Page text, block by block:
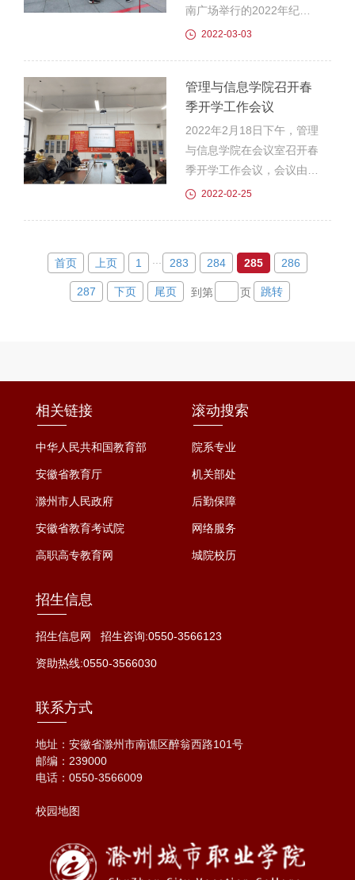
区开展“雷锋精神我接力 志
愿服务零距离”健康义诊志
带来了免费量血压、测血
糖、健康咨询、应急救护培
训、文明城市创...
南广场举行的2022年纪
念“三八”国际妇女节教职工
终战胜各路强手勇夺亚军。
在小组赛中，我院教职工队
奋勇争先，不畏强手，连续
战胜强手，以2胜1负（负
于最终的冠军）的战绩小组
出线。在半决赛中，护理学
挺进决赛。当决赛的哨声响
起时，我院拔河队员...
2022-03-03
管理与信息学院召开春
季开学工作会议
2022年2月18日下午，管理
与信息学院在会议室召开春
季开学工作会议，会议由党
总支书记陈兴旺主持，全院
求每一位教师认真准备教学
材料，熟悉课程标准，认真
我校获得技能型高水平大学
立项建设单位，所有教师应
抱着“不进是退...
2022-02-25
首页 上页 1 ... 283 284 285 286
287 下页 尾页 到第 页 跳转
相关链接
中华人民共和国教育部
安徽省教育厅
滁州市人民政府
安徽省教育考试院
高职高专教育网
滚动搜索
院系专业
机关部处
后勤保障
网络服务
城院校历
招生信息
招生信息网 招生咨询:0550-3566123
资助热线:0550-3566030
联系方式
地址：安徽省滁州市南谯区醉翁西路101号
邮编：239000
电话： 0550-3566009
校园地图